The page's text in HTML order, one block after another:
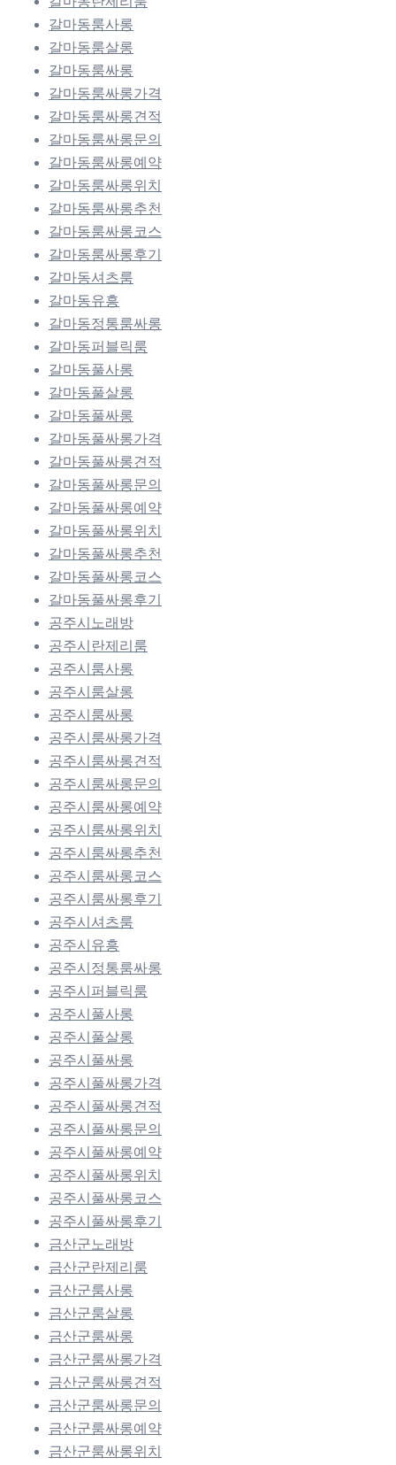
갈마동룸사롱
갈마동룸살롱
갈마동룸싸롱
갈마동룸싸롱가격
갈마동룸싸롱견적
갈마동룸싸롱문의
갈마동룸싸롱예약
갈마동룸싸롱위치
갈마동룸싸롱추천
갈마동룸싸롱코스
갈마동룸싸롱후기
갈마동셔츠룸
갈마동유흥
갈마동정통룸싸롱
갈마동퍼블릭룸
갈마동풀사롱
갈마동풀살롱
갈마동풀싸롱
갈마동풀싸롱가격
갈마동풀싸롱견적
갈마동풀싸롱문의
갈마동풀싸롱예약
갈마동풀싸롱위치
갈마동풀싸롱추천
갈마동풀싸롱코스
갈마동풀싸롱후기
공주시노래방
공주시란제리룸
공주시룸사롱
공주시룸살롱
공주시룸싸롱
공주시룸싸롱가격
공주시룸싸롱견적
공주시룸싸롱문의
공주시룸싸롱예약
공주시룸싸롱위치
공주시룸싸롱추천
공주시룸싸롱코스
공주시룸싸롱후기
공주시셔츠룸
공주시유흥
공주시정통룸싸롱
공주시퍼블릭룸
공주시풀사롱
공주시풀살롱
공주시풀싸롱
공주시풀싸롱가격
공주시풀싸롱견적
공주시풀싸롱문의
공주시풀싸롱예약
공주시풀싸롱위치
공주시풀싸롱코스
공주시풀싸롱후기
금산군노래방
금산군란제리룸
금산군룸사롱
금산군룸살롱
금산군룸싸롱
금산군룸싸롱가격
금산군룸싸롱견적
금산군룸싸롱문의
금산군룸싸롱예약
금산군룸싸롱위치